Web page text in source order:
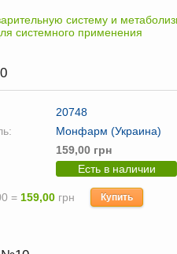
систему и
системного применения
20748
Монфарм (Украина)
159,00 грн
Есть в наличии
= 159,00 грн Купить